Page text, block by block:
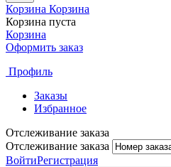
Корзина Корзина
Корзина пуста
Корзина
Оформить заказ
Профиль
Заказы
Избранное
Отслеживание заказа
Отслеживание заказа
ВойтиРегистрация